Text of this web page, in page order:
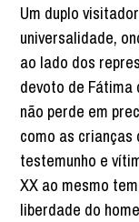
Um duplo
universalidade,
ao lado dos
devoto de Fátima
não perde em
como as crianças
testemunho e
XX ao mesmo
liberdade do